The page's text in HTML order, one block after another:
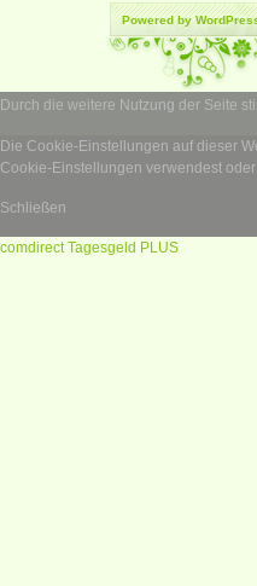
Powered by
Durch die weitere Nutzung der Seite
Die Cookie-Einstellungen auf dieser
Cookie-Einstellungen verwendest
Schließen
comdirect Tagesgeld PLUS